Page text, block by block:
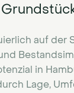
auf der
in
Lage,